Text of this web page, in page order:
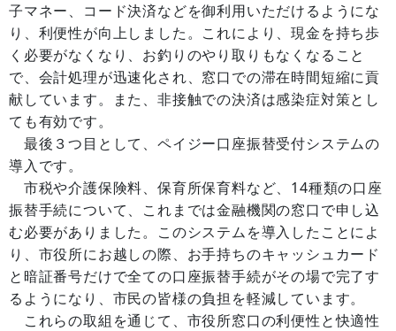
子マネー、コード決済などを御利用いただけるようにな
り、利便性が向上しました。これにより、現金を持ち歩
く必要がなくなり、お釣りのやり取りもなくなること
で、会計処理が迅速化され、窓口での滞在時間短縮に貢
献しています。また、非接触での決済は感染症対策とし
ても有効です。
最後３つ目として、ペイジー口座振替受付システムの
導入です。
市税や介護保険料、保育所保育料など、14種類の口座
振替手続について、これまでは金融機関の窓口で申し込
む必要がありました。このシステムを導入したことによ
り、市役所にお越しの際、お手持ちのキャッシュカード
と暗証番号だけで全ての口座振替手続がその場で完了す
るようになり、市民の皆様の負担を軽減しています。
これらの取組を通じて、市役所窓口の利便性と快適性